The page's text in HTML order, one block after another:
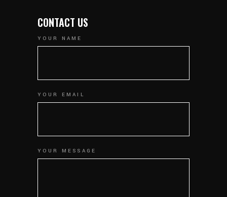
CONTACT US
YOUR NAME
YOUR EMAIL
YOUR MESSAGE